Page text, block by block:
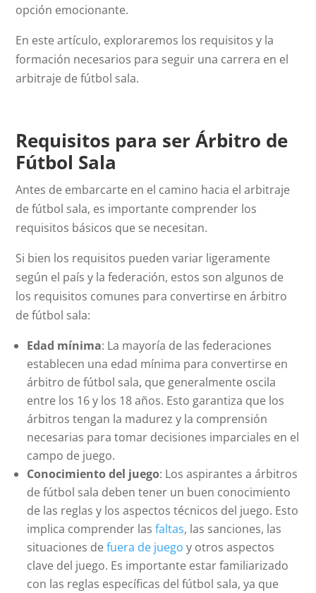
opción emocionante.
En este artículo, exploraremos los requisitos y la
formación necesarios para seguir una carrera en el
arbitraje de fútbol sala.
Requisitos para ser Árbitro de
Fútbol Sala
Antes de embarcarte en el camino hacia el arbitraje
de fútbol sala, es importante comprender los
requisitos básicos que se necesitan.
Si bien los requisitos pueden variar ligeramente
según el país y la federación, estos son algunos de
los requisitos comunes para convertirse en árbitro
de fútbol sala:
Edad mínima: La mayoría de las federaciones
establecen una edad mínima para convertirse en
árbitro de fútbol sala, que generalmente oscila
entre los 16 y los 18 años. Esto garantiza que los
árbitros tengan la madurez y la comprensión
necesarias para tomar decisiones imparciales en el
campo de juego.
Conocimiento del juego: Los aspirantes a árbitros
de fútbol sala deben tener un buen conocimiento
de las reglas y los aspectos técnicos del juego. Esto
implica comprender lasfaltas, las sanciones, las
situaciones defuera de juego y otros aspectos
clave del juego. Es importante estar familiarizado
con las reglas específicas del fútbol sala, ya que